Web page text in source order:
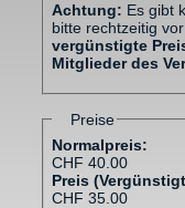
Achtung: Es gibt
bitte rechtzeitig
vergünstigte
Mitglieder des
Preise
Normalpreis:
CHF 40.00
Preis
CHF 35.00